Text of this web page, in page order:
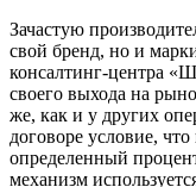
Зачастую
свой бренд, но и
консалтинг-центра
своего выхода на
же, как и у других
договоре условие,
определенный
механизм